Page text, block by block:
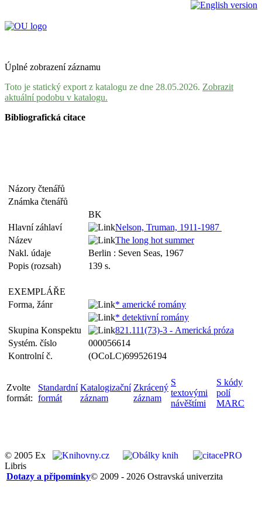
Úplné zobrazení záznamu
Toto je statický export z katalogu ze dne 28.05.2026. Zobrazit
aktuální podobu v katalogu.
Bibliografická citace
Názory čtenářů
Známka čtenářů
BK
Hlavní záhlaví
Nelson, Truman, 1911-1987
Název
The long hot summer
Nakl. údaje
Berlin : Seven Seas, 1967
Popis (rozsah)
139 s.
EXEMPLÁŘE
Forma, žánr
* americké romány
* detektivní romány
Skupina Konspektu
821.111(73)-3 - Americká próza
Systém. číslo
000056614
Kontrolní č.
(OCoLC)699526194
Zvolte
formát:
Standardní
formát
Katalogizační
záznam
Zkrácený
záznam
S
textovými
návěštími
S kódy
polí
MARC
© 2005 Ex
Libris
© 2009 - 2026 Ostravská univerzita
Dotazy a připomínky